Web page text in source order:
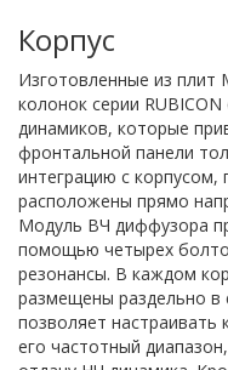
Корпус
Изготовленные из плит
колонок серии
динамиков, которые
фронтальной панели
интеграцию с корпусом,
расположены прямо
Модуль ВЧ диффузора
помощью четырех
резонансы. В каждом
размещены раздельно в
позволяет настраивать
его частотный